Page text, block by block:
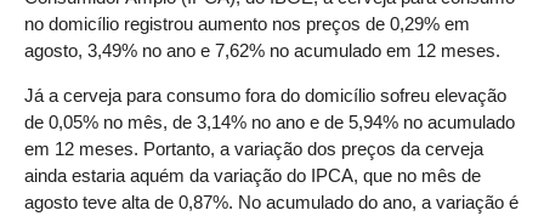
no domicílio registrou aumento nos preços de 0,29% em
agosto, 3,49% no ano e 7,62% no acumulado em 12 meses.
Já a cerveja para consumo fora do domicílio sofreu elevação
de 0,05% no mês, de 3,14% no ano e de 5,94% no acumulado
em 12 meses. Portanto, a variação dos preços da cerveja
ainda estaria aquém da variação do IPCA, que no mês de
agosto teve alta de 0,87%. No acumulado do ano, a variação é